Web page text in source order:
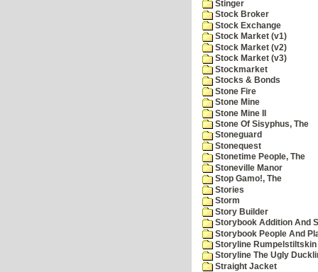
Stinger
Stock Broker
Stock Exchange
Stock Market (v1)
Stock Market (v2)
Stock Market (v3)
Stockmarket
Stocks & Bonds
Stone Fire
Stone Mine
Stone Mine II
Stone Of Sisyphus, The
Stoneguard
Stonequest
Stonetime People, The
Stoneville Manor
Stop Gamo!, The
Stories
Storm
Story Builder
Storybook Addition And
Storybook People And
Storyline Rumpelstiltskin
Storyline The Ugly
Straight Jacket